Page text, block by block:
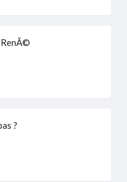
RenÃ©
?